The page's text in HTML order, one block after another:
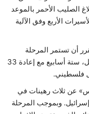
الصليب الأحمر بالموعد
الأربع وفق الآلية
أن تستمر المرحلة
الأولى من الصفقة المكونة من ثلاث مراحل، ستة أسابيع مع إعادة 33
عن ثلاث رهينات في
في إسرائيل. وبموجب المرحلة